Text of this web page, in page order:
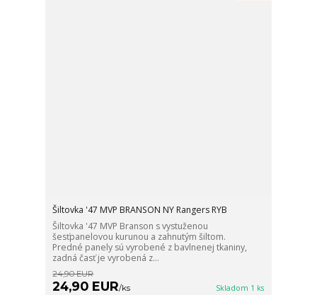
Šiltovka '47 MVP BRANSON NY Rangers RYB
Šiltovka '47 MVP Branson s vystuženou
šesťpanelovou kurunou a zahnutým šiltom.
Predné panely sú vyrobené z bavlnenej tkaniny,
zadná časť je vyrobená z...
24,90 EUR
24,90 EUR/ks Skladom 1 ks